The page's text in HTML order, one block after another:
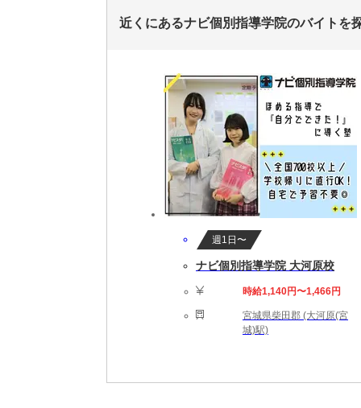
近くにあるナビ個別指導学院のバイトを
週1日〜
ナビ個別指導学院 大河原校
時給1,140円〜1,466円
宮城県柴田郡 (大河原(宮
城)駅)